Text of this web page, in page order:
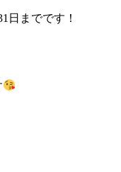
日までです！